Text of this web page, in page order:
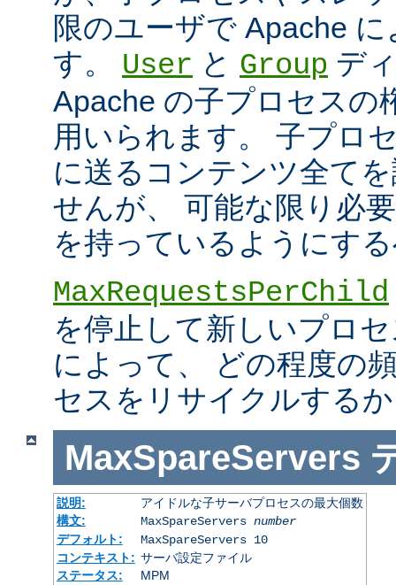
限のユーザで Apache
す。 User と Group デ
Apache の子プロセスの
用いられます。 子プロ
に送るコンテンツ全て
せんが、 可能な限り必
を持っているようにす
MaxRequestsPerChild
を停止して新しいプロ
によって、 どの程度の
セスをリサイクルする
MaxSpareServers
説明:
アイドルな子サーバプロセスの最大個数
構文:
MaxSpareServers number
デフォルト:
MaxSpareServers 10
コンテキスト: サーバ設定ファイル
ステータス:
MPM